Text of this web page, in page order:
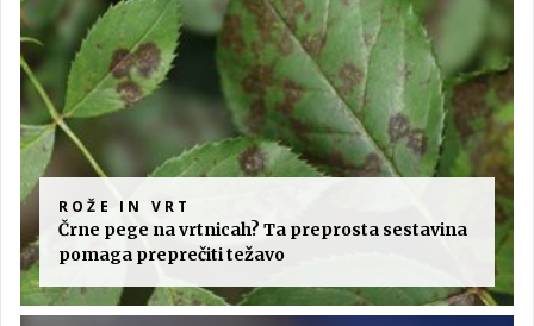
ROŽE IN VRT
Črne pege na vrtnicah? Ta preprosta sestavina
pomaga preprečiti težavo